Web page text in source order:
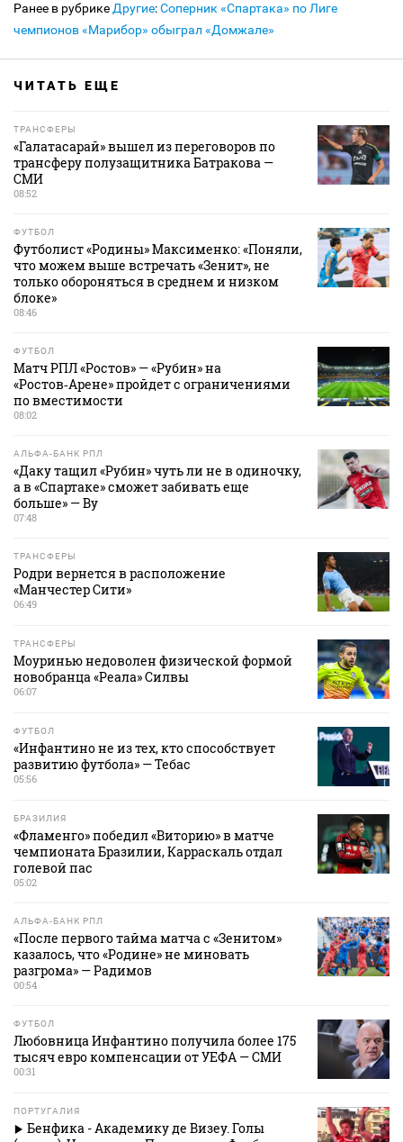
Ранее в рубрике Другие:Соперник «Спартака» по Лиге
чемпионов «Марибор» обыграл «Домжале»
ЧИТАТЬ ЕЩЕ
ТРАНСФЕРЫ
«Галатасарай» вышел из переговоров по
трансферу полузащитника Батракова —
СМИ
08:52
ФУТБОЛ
Футболист «Родины» Максименко: «Поняли,
что можем выше встречать «Зенит», не
только обороняться в среднем и низком
блоке»
08:46
ФУТБОЛ
Матч РПЛ «Ростов» — «Рубин» на
«Ростов‑Арене» пройдет с ограничениями
по вместимости
08:02
АЛЬФА-БАНК РПЛ
«Даку тащил «Рубин» чуть ли не в одиночку,
а в «Спартаке» сможет забивать еще
больше» — Ву
07:48
ТРАНСФЕРЫ
Родри вернется в расположение
«Манчестер Сити»
06:49
ТРАНСФЕРЫ
Моуринью недоволен физической формой
новобранца «Реала» Силвы
06:07
ФУТБОЛ
«Инфантино не из тех, кто способствует
развитию футбола» — Тебас
05:56
БРАЗИЛИЯ
«Фламенго» победил «Виторию» в матче
чемпионата Бразилии, Карраскаль отдал
голевой пас
05:02
АЛЬФА-БАНК РПЛ
«После первого тайма матча с «Зенитом»
казалось, что «Родине» не миновать
разгрома» — Радимов
00:54
ФУТБОЛ
Любовница Инфантино получила более 175
тысяч евро компенсации от УЕФА — СМИ
00:31
ПОРТУГАЛИЯ
Бенфика - Академику де Визеу. Голы